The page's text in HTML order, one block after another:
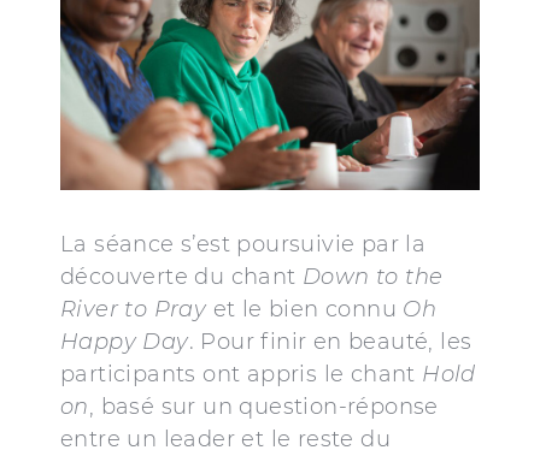
La séance s’est poursuivie par la
découverte du chant Down to the
River to Pray et le bien connu Oh
Happy Day. Pour finir en beauté, les
participants ont appris le chant Hold
on, basé sur un question-réponse
entre un leader et le reste du